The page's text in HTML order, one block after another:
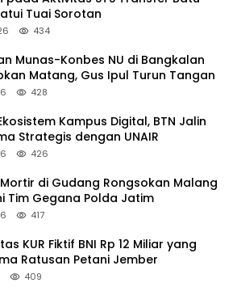
Tuai Sorotan
434
Munas-Konbes NU di Bangkalan
Matang, Gus Ipul Turun Tangan
428
Kampus Digital, BTN Jalin
Strategis dengan UNAIR
426
di Gudang Rongsokan Malang
Tim Gegana Polda Jatim
417
KUR Fiktif BNI Rp 12 Miliar yang
Ratusan Petani Jember
409